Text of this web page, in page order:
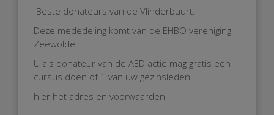
Beste donateurs van de Vlinderbuurt.
Deze mededeling komt van de EHBO vereniging
Zeewolde
U als donateur van de AED actie mag gratis een
cursus doen of 1 van uw gezinsleden.
hier het adres en voorwaarden